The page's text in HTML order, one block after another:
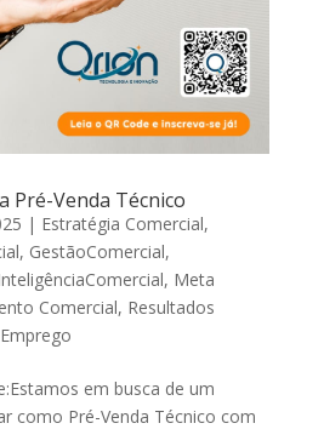
Pré-Venda Técnico
| Estratégia Comercial,
, GestãoComercial,
, Meta
Comercial, Resultados
em busca de um
como Pré-Venda Técnico com